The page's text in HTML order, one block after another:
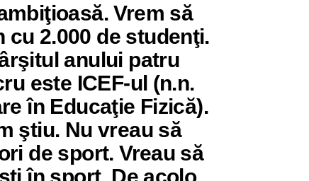
Vrem să
2.000 de studenţi.
anului patru
este ICEF-ul (n.n.
în Educaţie Fizică).
ştiu. Nu vreau să
de sport. Vreau să
în sport. De acolo